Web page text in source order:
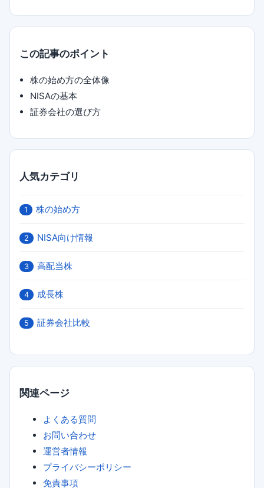
この記事のポイント
株の始め方の全体像
NISAの基本
証券会社の選び方
人気カテゴリ
1 株の始め方
2 NISA向け情報
3 高配当株
4 成長株
5 証券会社比較
関連ページ
よくある質問
お問い合わせ
運営者情報
プライバシーポリシー
免責事項